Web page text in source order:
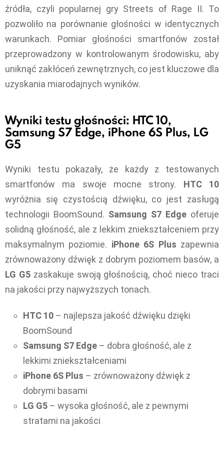
źródła, czyli popularnej gry Streets of Rage II. To
pozwoliło na porównanie głośności w identycznych
warunkach. Pomiar głośności smartfonów został
przeprowadzony w kontrolowanym środowisku, aby
uniknąć zakłóceń zewnętrznych, co jest kluczowe dla
uzyskania miarodajnych wyników.
Wyniki testu głośności: HTC 10,
Samsung S7 Edge, iPhone 6S Plus, LG
G5
Wyniki testu pokazały, że każdy z testowanych
smartfonów ma swoje mocne strony. HTC 10
wyróżnia się czystością dźwięku, co jest zasługą
technologii BoomSound. Samsung S7 Edge oferuje
solidną głośność, ale z lekkim zniekształceniem przy
maksymalnym poziomie. iPhone 6S Plus zapewnia
zrównoważony dźwięk z dobrym poziomem basów, a
LG G5zaskakuje swoją głośnością, choć nieco traci
na jakości przy najwyższych tonach.
HTC 10 – najlepsza jakość dźwięku dzięki
BoomSound
Samsung S7 Edge – dobra głośność, ale z
lekkimi zniekształceniami
iPhone 6S Plus – zrównoważony dźwięk z
dobrymi basami
LG G5 – wysoka głośność, ale z pewnymi
stratami na jakości